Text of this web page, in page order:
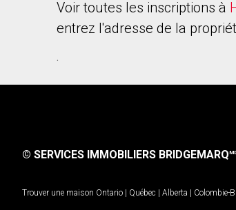
Voir toutes les inscriptions à
entrez l'adresse de la
.
© SERVICES IMMOBILIERS BRIDGEMARQ
Trouver une maison Ontario | Québec | Alberta | Colombie-